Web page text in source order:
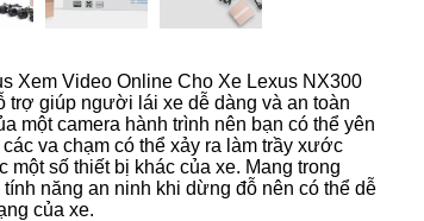
Xem Video Online Cho Xe Lexus NX300
trợ giúp người lái xe dễ dàng và an toàn
một camera hành trình nên bạn có thể yên
va chạm có thể xảy ra làm trầy xước
một số thiết bị khác của xe. Mang trong
năng an ninh khi dừng đỗ nên có thể dễ
của xe.